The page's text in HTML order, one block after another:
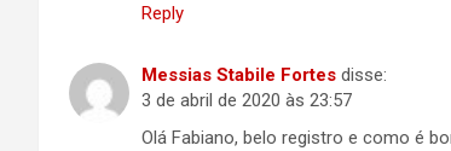
Reply
Messias Stabile Fortes disse:
3 de abril de 2020 às 23:57
Olá Fabiano, belo registro e como é